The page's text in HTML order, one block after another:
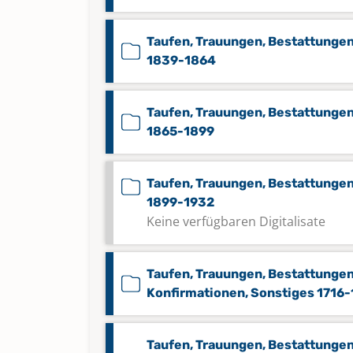
Taufen, Trauungen,
1839-1864
Taufen, Trauungen,
1865-1899
Taufen, Trauungen,
1899-1932
Keine verfügbaren Digitalisate
Taufen, Trauungen,
Konfirmationen, Sonstiges 1716-
Taufen, Trauungen,